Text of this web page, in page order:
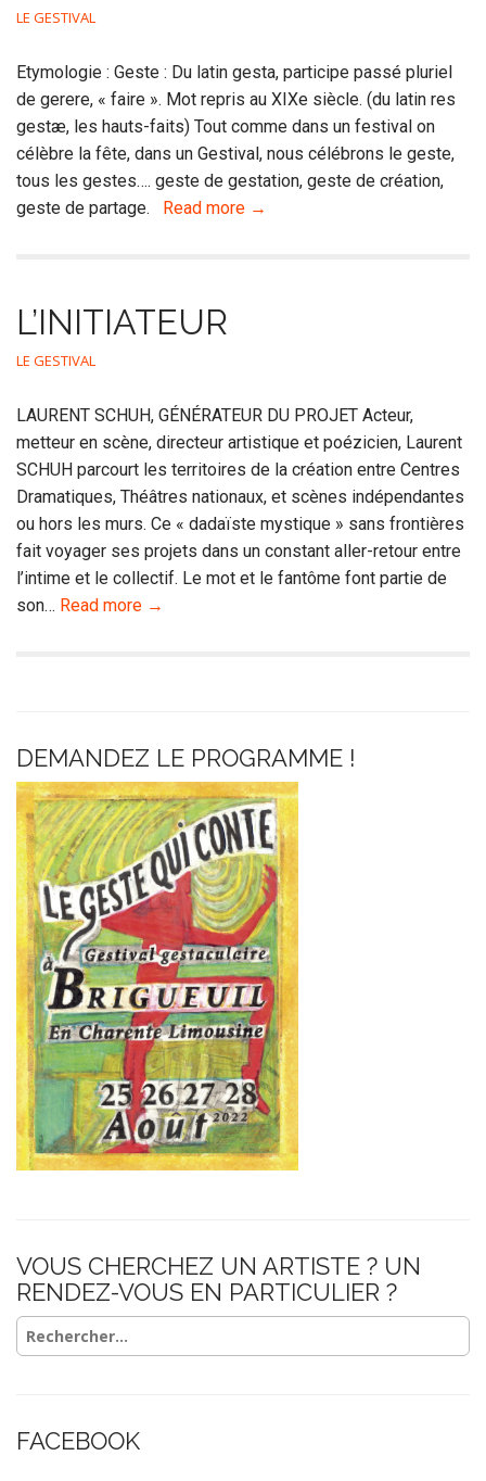
LE GESTIVAL
Etymologie : Geste : Du latin gesta, participe passé pluriel
de gerere, « faire ». Mot repris au XIXe siècle. (du latin res
gestæ, les hauts-faits) Tout comme dans un festival on
célèbre la fête, dans un Gestival, nous célébrons le geste,
tous les gestes…. geste de gestation, geste de création,
geste de partage. Read more →
L’INITIATEUR
LE GESTIVAL
LAURENT SCHUH, GÉNÉRATEUR DU PROJET Acteur,
metteur en scène, directeur artistique et poézicien, Laurent
SCHUH parcourt les territoires de la création entre Centres
Dramatiques, Théâtres nationaux, et scènes indépendantes
ou hors les murs. Ce « dadaïste mystique » sans frontières
fait voyager ses projets dans un constant aller-retour entre
l’intime et le collectif. Le mot et le fantôme font partie de
son… Read more →
DEMANDEZ LE PROGRAMME !
VOUS CHERCHEZ UN ARTISTE ? UN
RENDEZ-VOUS EN PARTICULIER ?
Rechercher :
FACEBOOK